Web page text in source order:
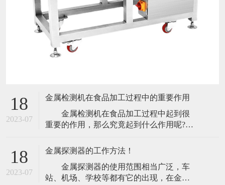
18
2023-07
金属检测机在食品加工过程中的重要作用
金属检测机在食品加工过程中起到很
重要的作用，那么究竟起到什么作用呢?今
装是食品不可分割的一部分。它保护食
生物、化学、物理外界因素的损害，它还
可以起到保持食品本身质量稳定的功能。
18
2023-07
金属探测器的工作方法！
金属探测器的使用范围相当广泛，车
站、机场、学校等都有它的出现，在金属